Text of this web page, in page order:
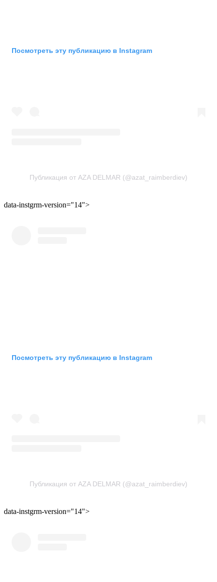
Посмотреть эту публикацию в Instagram
Публикация от AZA DELMAR (@azat_raimberdiev)
data-instgrm-version="14">
Посмотреть эту публикацию в Instagram
Публикация от AZA DELMAR (@azat_raimberdiev)
data-instgrm-version="14">